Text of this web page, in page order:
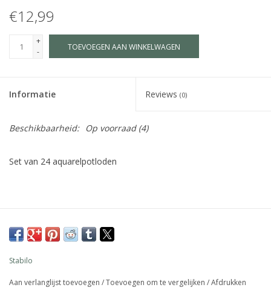
€12,99
+
-
TOEVOEGEN AAN WINKELWAGEN
Informatie Reviews (0)
Beschikbaarheid: Op voorraad(4)
Set van 24 aquarelpotloden
Stabilo
Aan verlanglijst toevoegen /Toevoegen om te vergelijken /Afdrukken